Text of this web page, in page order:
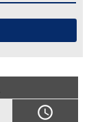
schedule